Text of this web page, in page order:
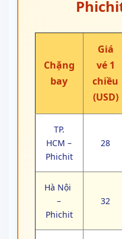
Chặng
bay
Giá
vé 1
chiều
(USD)
TP.
HCM –
Phichit
28
Hà Nội
–
Phichit
32